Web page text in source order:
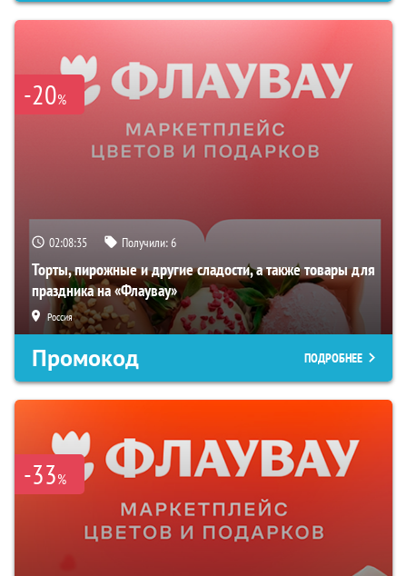
-20%
02:08:33 Получили:6
Торты, пирожные и другие сладости, а также товары для
праздника на «Флаувау»
Россия
Промокод ПОДРОБНЕЕ
-33%